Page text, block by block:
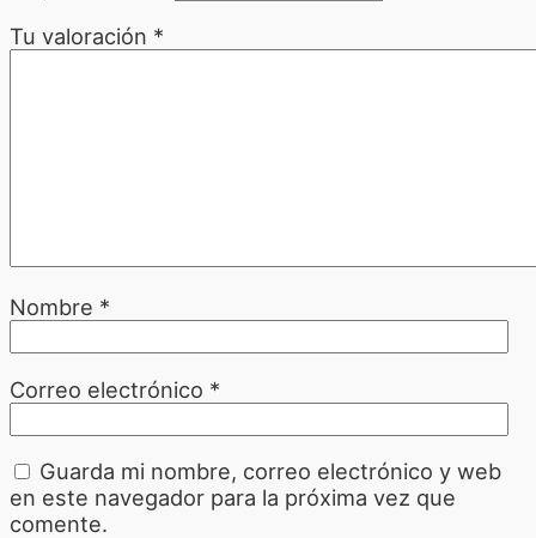
Tu valoración *
Nombre *
Correo electrónico *
Guarda mi nombre, correo electrónico y web
en este navegador para la próxima vez que
comente.